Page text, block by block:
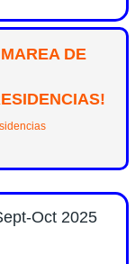
DE
Oct 2025